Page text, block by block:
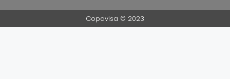
Copavisa © 2023